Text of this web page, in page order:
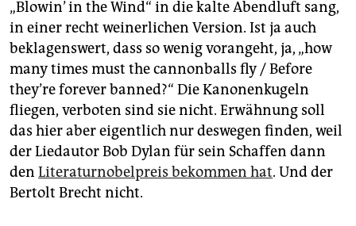
„Blowin’ in the Wind“ in die kalte Abendluft sang,
in einer recht weinerlichen Version. Ist ja auch
beklagenswert, dass so wenig vorangeht, ja, „how
many times must the cannonballs fly / Before
they’re forever banned?“ Die Kanonenkugeln
fliegen, verboten sind sie nicht. Erwähnung soll
das hier aber eigentlich nur deswegen finden, weil
der Liedautor Bob Dylan für sein Schaffen dann
den Literaturnobelpreis bekommen hat. Und der
Bertolt Brecht nicht.